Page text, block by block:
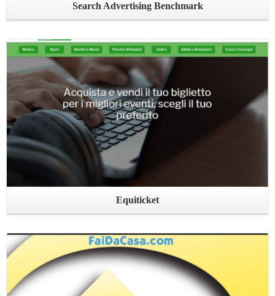
Search Advertising Benchmark
Leggi ...
Equiticket
Leggi ...